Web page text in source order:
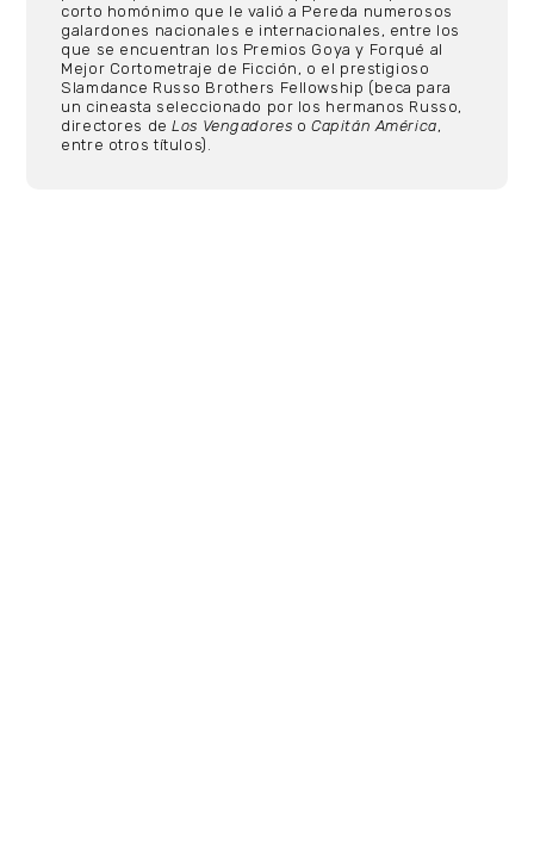
corto homónimo que le valió a Pereda numerosos
galardones nacionales e internacionales, entre los
que se encuentran los Premios Goya y Forqué al
Mejor Cortometraje de Ficción, o el prestigioso
Slamdance Russo Brothers Fellowship (beca para
un cineasta seleccionado por los hermanos Russo,
directores deLos Vengadores oCapitán América,
entre otros títulos).